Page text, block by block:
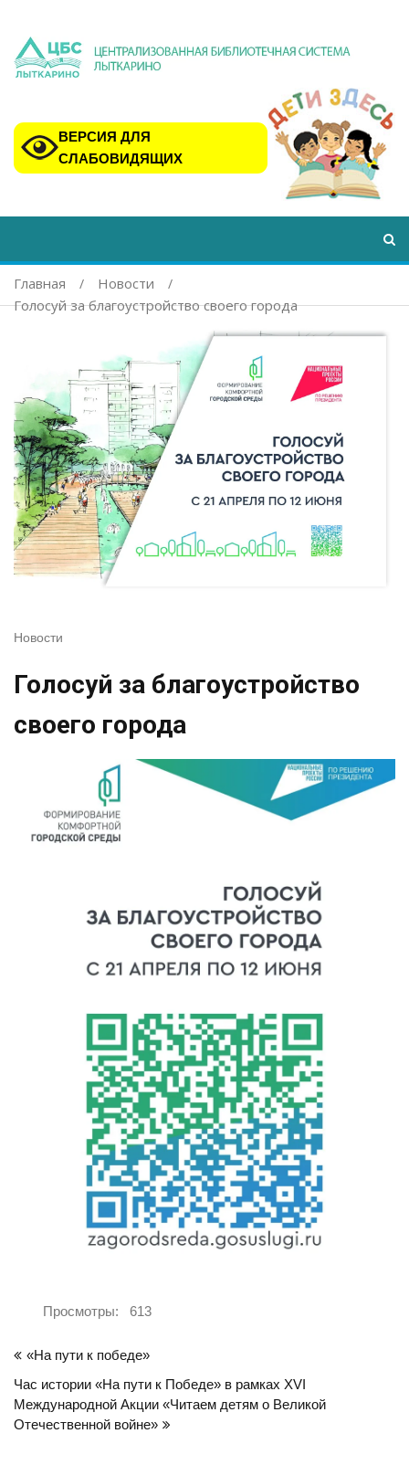
ВЕРСИЯ ДЛЯ
СЛАБОВИДЯЩИХ
Главная
Новости
Голосуй за благоустройство своего города
Новости
Голосуй за благоустройство
своего города
Просмотры: 613
по
записям
«На пути к победе»
Час истории «На пути к Победе» в рамках XVI
Международной Акции «Читаем детям о Великой
Отечественной войне»